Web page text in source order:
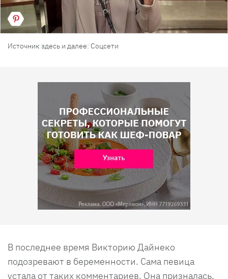
Источник здесь и далее: Соцсети
В последнее время Викторию Дайнеко
подозревают в беременности. Сама певица
устала от таких комментариев. Она призналась,